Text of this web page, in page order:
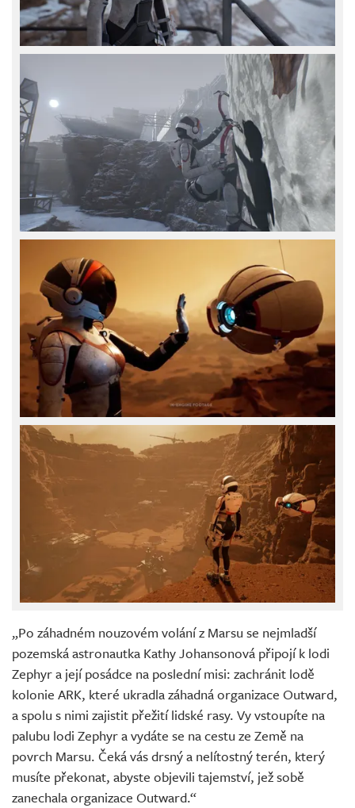
„Po záhadném nouzovém volání z Marsu se nejmladší
pozemská astronautka Kathy Johansonová připojí k lodi
Zephyr a její posádce na poslední misi: zachránit lodě
kolonie ARK, které ukradla záhadná organizace Outward,
a spolu s nimi zajistit přežití lidské rasy. Vy vstoupíte na
palubu lodi Zephyr a vydáte se na cestu ze Země na
povrch Marsu. Čeká vás drsný a nelítostný terén, který
musíte překonat, abyste objevili tajemství, jež sobě
zanechala organizace Outward.“